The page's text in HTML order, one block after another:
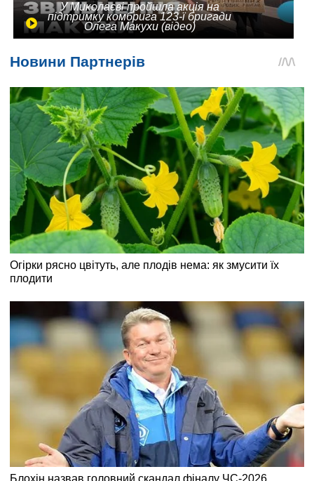
У Миколаєві пройшла акція на
підтримку комбрига 123-ї бригади
Олега Макухи (відео)